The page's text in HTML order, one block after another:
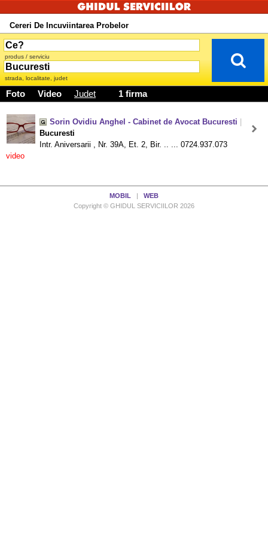
Cereri De Incuviintarea Probelor
produs / serviciu
strada, localitate, judet
Foto Video Judet 1 firma
Sorin Ovidiu Anghel - Cabinet de Avocat Bucuresti
Bucuresti
Intr. Aniversarii , Nr. 39A, Et. 2, Bir. .. ... 0724.937.073
video
MOBIL
WEB
Copyright © GHIDUL SERVICIILOR 2026